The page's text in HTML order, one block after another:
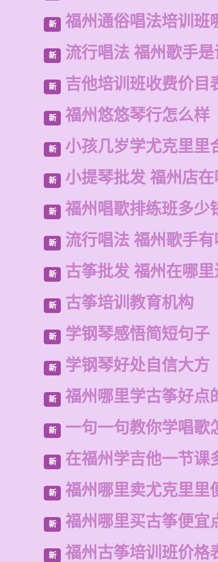
新 福州通俗唱法培训班
新 流行唱法 福州歌手
新 吉他培训班收费价目
新 福州悠悠琴行怎么样
新 小孩几岁学尤克里里
新 小提琴批发 福州店
新 福州唱歌排练班多少
新 流行唱法 福州歌手
新 古筝批发 福州在哪
新 古筝培训教育机构
新 学钢琴感悟简短句子
新 学钢琴好处自信大方
新 福州哪里学古筝好点
新 一句一句教你学唱歌
新 在福州学吉他一节课
新 福州哪里卖尤克里里
新 福州哪里买古筝便宜
新 福州古筝培训班价格